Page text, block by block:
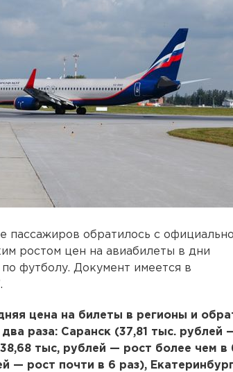
пассажиров обратилось с
ростом цен на авиабилеты в дни
футболу. Документ имеется в
цена на билеты в регионы и
раза: Саранск (37,81 тыс. рублей
тыс, рублей — рост более чем в
— рост почти в 6 раз),